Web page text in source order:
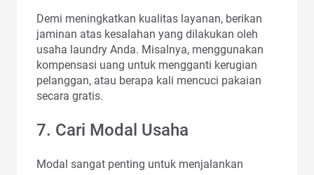
Demi meningkatkan kualitas layanan, berikan
jaminan atas kesalahan yang dilakukan oleh
usaha laundry Anda. Misalnya, menggunakan
kompensasi uang untuk mengganti kerugian
pelanggan, atau berapa kali mencuci pakaian
secara gratis.
7. Cari Modal Usaha
Modal sangat penting untuk menjalankan